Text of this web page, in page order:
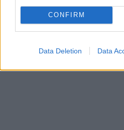
CONFIRM
Data Deletion Data